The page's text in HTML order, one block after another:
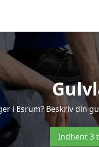
i Esrum? Beskriv din
Indhent 3